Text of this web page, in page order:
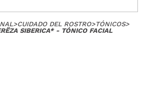
>CUIDADO DEL ROSTRO>TÓNICOS>
SIBERICA* - TÓNICO FACIAL